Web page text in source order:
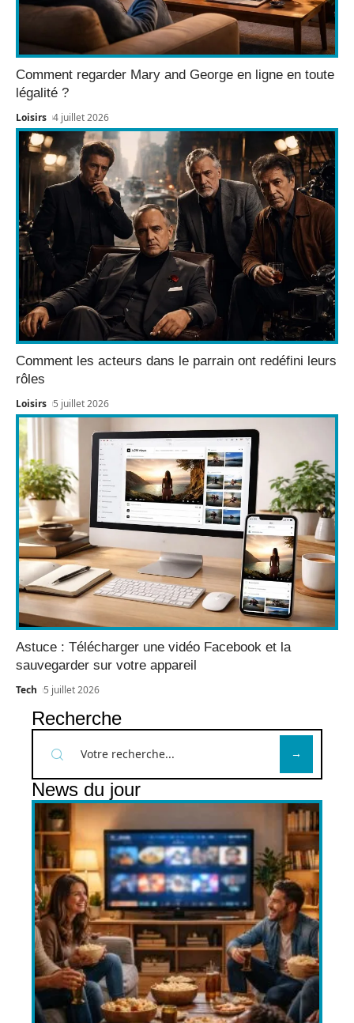
Comment regarder Mary and George en ligne en toute
légalité ?
Loisirs 4 juillet 2026
Comment les acteurs dans le parrain ont redéfini leurs
rôles
Loisirs 5 juillet 2026
Astuce : Télécharger une vidéo Facebook et la
sauvegarder sur votre appareil
Tech 5 juillet 2026
Recherche
News du jour